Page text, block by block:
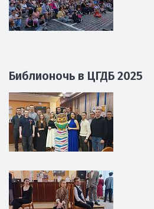
Библионочь в ЦГДБ 2025